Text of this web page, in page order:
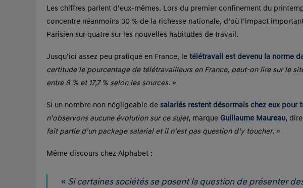
Les chiffres parlent d’eux-mêmes. Lors du premier confinement du
concentre néanmoins 30 % de la richesse nationale, d’où l’impact
Parisien sur quatre sur les nouvelles habitudes de travail.
Jusqu’ici assez peu pratiqué en France, le télétravail est devenu la norme
certitude le pourcentage de télétravailleurs en France, peut-on lire sur le
entre 8 % et 17,7 % selon les sources. »
Si un nombre non négligeable de salariés restent désormais chez eux pour
n’observons aucune évolution sur ce sujet, marque Guillaume Maureau,
fait partie d’un package salarial et il n’est pas question d’y toucher. »
Même discours chez Alphabet :
« Si certaines sociétés se posent la question de présenter